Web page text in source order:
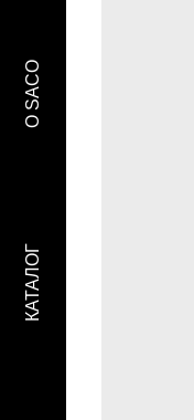
КАТАЛОГ
O SACO